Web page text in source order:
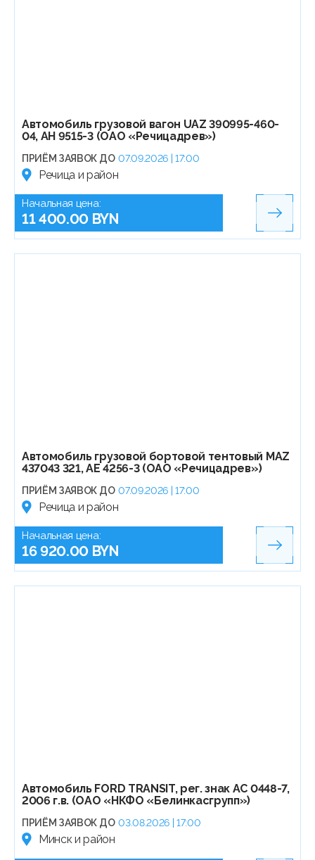
Автомобиль грузовой вагон UAZ 390995-460-
04, АН 9515-3 (ОАО «Речицадрев»)
ПРИЁМ ЗАЯВОК ДО 07.09.2026 | 17:00
Речица и район
Начальная цена:
11 400.00 BYN
Автомобиль грузовой бортовой тентовый МАZ
437043 321, АЕ 4256-3 (ОАО «Речицадрев»)
ПРИЁМ ЗАЯВОК ДО 07.09.2026 | 17:00
Речица и район
Начальная цена:
16 920.00 BYN
Автомобиль FORD TRANSIT, рег. знак АС 0448-7,
2006 г.в. (ОАО «НКФО «Белинкасгрупп»)
ПРИЁМ ЗАЯВОК ДО 03.08.2026 | 17:00
Минск и район